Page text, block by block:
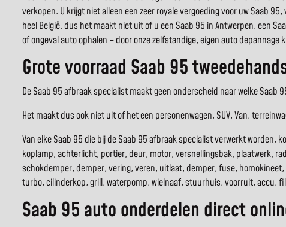
verkopen. U krijgt niet alleen een zeer royale vergoeding voor uw Saab
heel België, dus het maakt niet uit of u een Saab 95 in Antwerpen, een
of ongeval auto ophalen – door onze zelfstandige, eigen auto
Grote voorraad Saab 95
De Saab 95 afbraak specialist maakt geen onderscheid naar welke Saab
Het maakt dus ook niet uit of het een personenwagen, SUV, Van,
Van elke Saab 95 die bij de Saab 95 afbraak specialist verwerkt
koplamp, achterlicht, portier, deur, motor, versnellingsbak, plaatwerk,
schokdemper, demper, vering, veren, uitlaat, demper, fuse,
turbo, cilinderkop, grill, waterpomp, wielnaaf, stuurhuis, voorruit, accu,
Saab 95 auto onderdelen direct